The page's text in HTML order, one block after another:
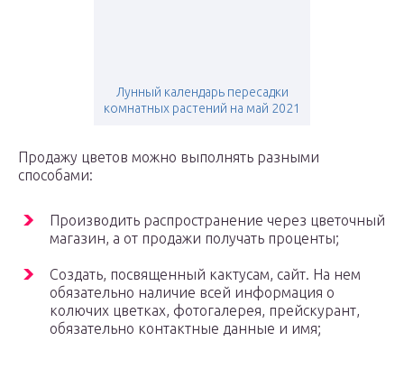
Лунный календарь пересадки
комнатных растений на май 2021
Продажу цветов можно выполнять разными
способами:
Производить распространение через цветочный
магазин, а от продажи получать проценты;
Создать, посвященный кактусам, сайт. На нем
обязательно наличие всей информация о
колючих цветках, фотогалерея, прейскурант,
обязательно контактные данные и имя;